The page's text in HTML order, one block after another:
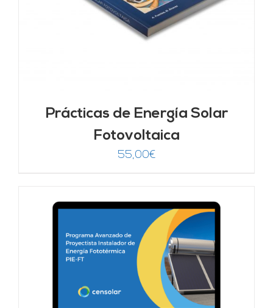
Prácticas de Energía Solar
Fotovoltaica
55,00€